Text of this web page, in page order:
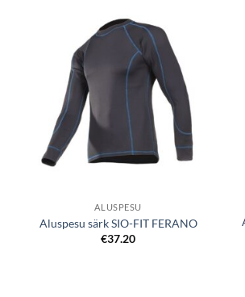
Lisa
soovinimekirjale
ALUSPESU
Aluspesu särk SIO-FIT FERANO
€37.20